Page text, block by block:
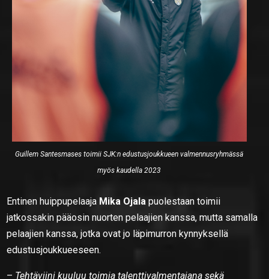
Guillem Santesmases toimii SJK:n edustusjoukkueen valmennusryhmässä
myös kaudella 2023
Entinen huippupelaaja Mika Ojala puolestaan toimii
jatkossakin pääosin nuorten pelaajien kanssa, mutta samalla
pelaajien kanssa, jotka ovat jo läpimurron kynnyksellä
edustusjoukkueeseen.
– Tehtäviini kuuluu toimia talenttivalmentajana sekä